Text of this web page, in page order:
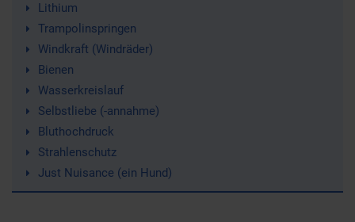
Lithium
Trampolinspringen
Windkraft (Windräder)
Bienen
Wasserkreislauf
Selbstliebe (-annahme)
Bluthochdruck
Strahlenschutz
Just Nuisance (ein Hund)